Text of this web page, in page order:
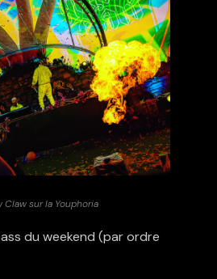
Claw sur la Youphoria
du weekend (par ordre